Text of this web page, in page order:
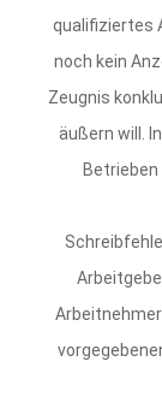
qualifiziertes
noch kein
Zeugnis
äußern will.